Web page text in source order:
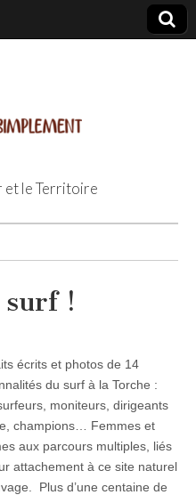
et le Territoire
!
écrits et photos de 14
du surf à la Torche :
moniteurs, dirigeants
champions… Femmes et
aux parcours multiples, liés
attachement à ce site naturel
Plus d’une centaine de